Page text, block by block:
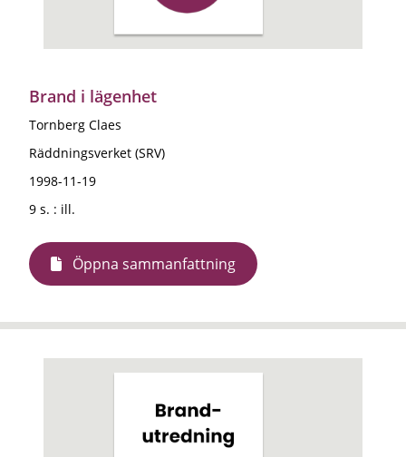
Brand i lägenhet
Tornberg Claes
Räddningsverket (SRV)
1998-11-19
9 s. : ill.
Öppna sammanfattning